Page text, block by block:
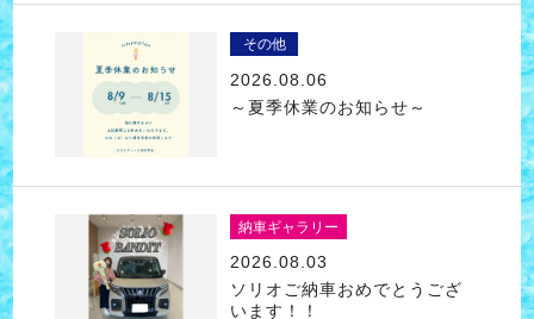
その他
2026.08.06
～夏季休業のお知らせ～
納車ギャラリー
2026.08.03
ソリオご納車おめでとうござ
います！！